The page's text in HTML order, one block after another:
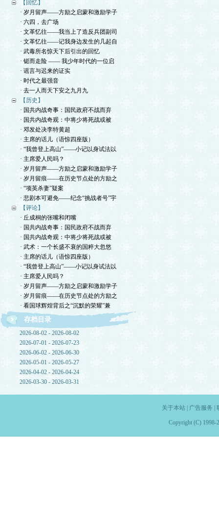
【回忆】
· 岁月留声——方励之启蒙和激励学子
· 六四，去广场
· 文革忆往——我当上了造反兵团副司
· 文革忆往——记我身边发生的几起自
· 武毒所名惊天下后引出的回忆
· 铤而走险 —— 我少年时代的一位启
· 谣言与迟来的证实
· 时代之最强音
· 去一人而天下安之九月九
【历史】
· 国共内战奇事：国民政府不战而弃
· 国共内战奇观：中将少将死战或被
· 邓发处决李特黄超
· 主席的话儿（语惊四座版）
· “我曾登上高山”——小记以身试法以
· 主席爱人民吗？
· 岁月留声——方励之启蒙和激励学子
· 岁月留痕——在历史节点处的方励之
· “项英杀妻”疑案
· 悲剧本可避免——纪念“挑战者号”宇
【评论】
· 丘成桐的张嘴和闭嘴
· 国共内战奇事：国民政府不战而弃
· 国共内战奇观：中将少将死战或被
· 武术：一个长盛不衰的国粹大忽悠
· 主席的话儿（语惊四座版）
· “我曾登上高山”——小记以身试法以
· 主席爱人民吗？
· 岁月留声——方励之启蒙和激励学子
· 岁月留痕——在历史节点处的方励之
· 看国球辉煌背后之“沉默的荣耀”兼
存档目录
2026-08-02 - 2026-08-02
2026-07-01 - 2026-07-23
2026-06-02 - 2026-06-30
2026-05-01 - 2026-05-27
2026-04-02 - 2026-04-24
2026-03-30 - 2026-03-31
关于本站| 广告服务
Copyright (C) 1998-